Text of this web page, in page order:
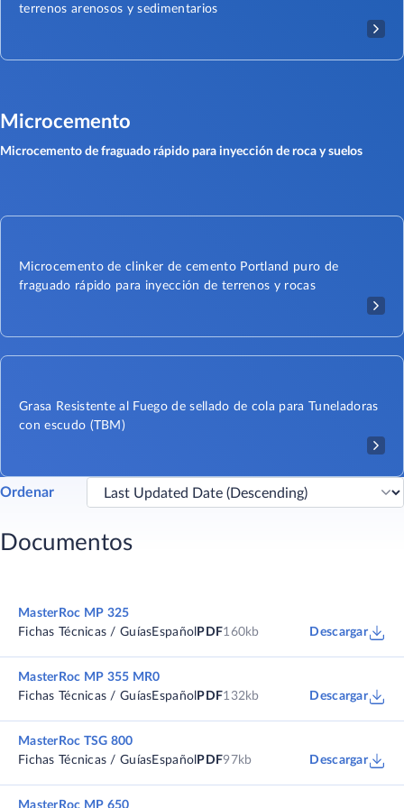
terrenos arenosos y sedimentarios
Microcemento
Microcemento de fraguado rápido para inyección de roca y suelos
Microcemento de clinker de cemento Portland puro de
fraguado rápido para inyección de terrenos y rocas
Grasa Resistente al Fuego de sellado de cola para Tuneladoras
con escudo (TBM)
Ordenar
Documentos
MasterRoc MP 325
Fichas Técnicas / GuíasEspañol PDF160kb Descargar
MasterRoc MP 355 MR0
Fichas Técnicas / GuíasEspañol PDF132kb Descargar
MasterRoc TSG 800
Fichas Técnicas / GuíasEspañol PDF97kb Descargar
MasterRoc MP 650